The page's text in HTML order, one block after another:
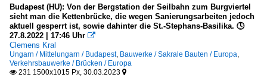
Budapest (HU): Von der Bergstation der Seilbahn zum Burgviertel
sieht man die Kettenbrücke, die wegen Sanierungsarbeiten jedoch
aktuell gesperrt ist, sowie dahinter die St.-Stephans-Basilika. 🕓
27.8.2022 | 17:46 Uhr 
Clemens Kral
Ungarn / Mittelungarn / Budapest, Bauwerke / Sakrale Bauten / Europa
Verkehrsbauwerke / Brücken / Europa
 231 1500x1015 Px, 30.03.2023 